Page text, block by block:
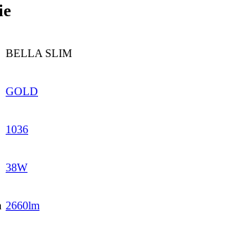
BELLA SLIM
GOLD
1036
38W
2660lm